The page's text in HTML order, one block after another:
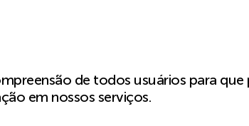
de todos usuários para
em nossos serviços.